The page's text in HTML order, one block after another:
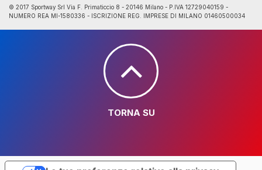
© 2017 Sportway Srl Via F. Primaticcio 8 - 20146 Milano - P.IVA 12729040159 -
NUMERO REA MI-1580336 - ISCRIZIONE REG. IMPRESE DI MILANO 01460500034
TORNA SU